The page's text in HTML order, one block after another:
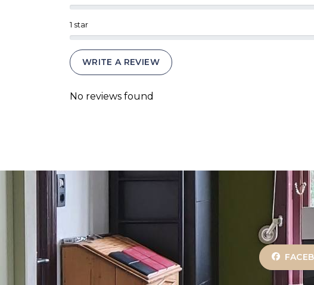
1 star
WRITE A REVIEW
No reviews found